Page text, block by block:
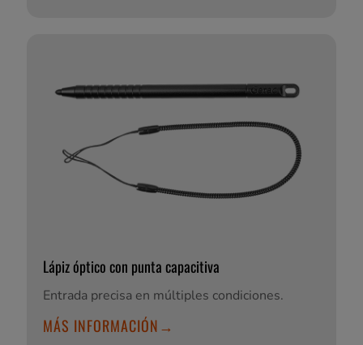
Lápiz óptico con punta capacitiva
Entrada precisa en múltiples condiciones.
MÁS INFORMACIÓN→